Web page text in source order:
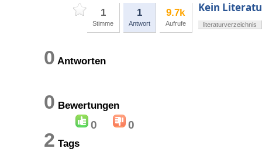
1
Stimme
1
Antwort
9.7k
Aufrufe
Kein
literaturverzeichnis
0 Antworten
0 Bewertungen
0 0
2 Tags